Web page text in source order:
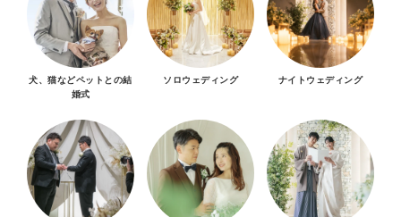
犬、猫などペットとの結
婚式
ソロウェディング ナイトウェディング